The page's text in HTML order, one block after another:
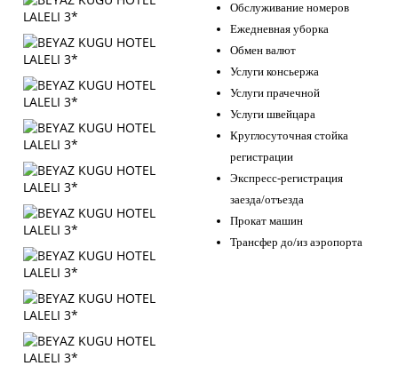
Обслуживание номеров
Ежедневная уборка
Обмен валют
Услуги консьержа
Услуги прачечной
Услуги швейцара
Круглосуточная стойка
регистрации
Экспресс-регистрация
заезда/отъезда
Прокат машин
Трансфер до/из аэропорта